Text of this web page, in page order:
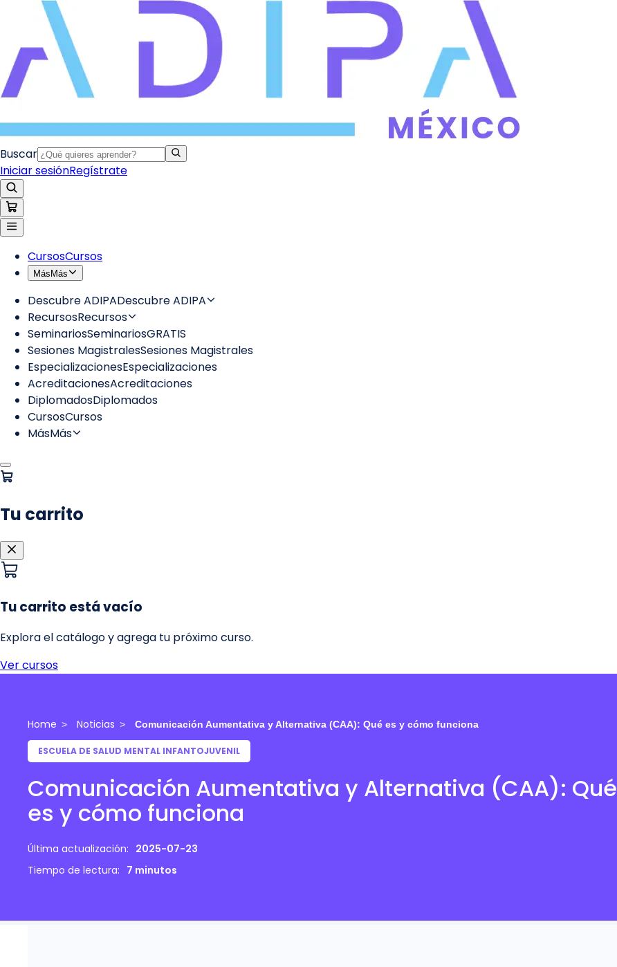
Home Noticias Comunicación Aumentativa y Alternativa (CAA): Qué es y cómo funciona
ESCUELA DE SALUD MENTAL INFANTOJUVENIL
Comunicación Aumentativa y Alternativa (CAA): Qué
es y cómo funciona
Última actualización: 2025-07-23
Tiempo de lectura: 7 minutos